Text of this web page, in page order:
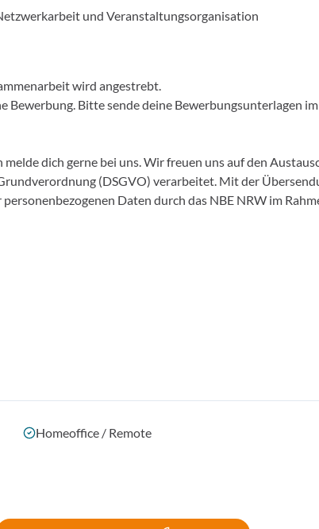
und Veranstaltungsorganisation
wird angestrebt.
Bewerbung. Bitte sende deine Bewerbungsunterlagen
dich gerne bei uns. Wir freuen uns auf den
(DSGVO) verarbeitet. Mit der
Daten durch das NBE NRW im
Homeoffice / Remote